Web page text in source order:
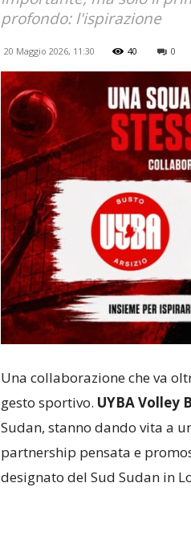
profondo: l'ispirazione
20 Maggio 2026, 11:30 40 0
Una collaborazione che va
gesto sportivo. UYBA Volley
Sudan, stanno dando vita a
partnership pensata e
designato del Sud Sudan in